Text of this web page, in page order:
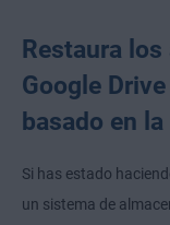
Restaura
Google
basado en
Si has estado
un sistema de